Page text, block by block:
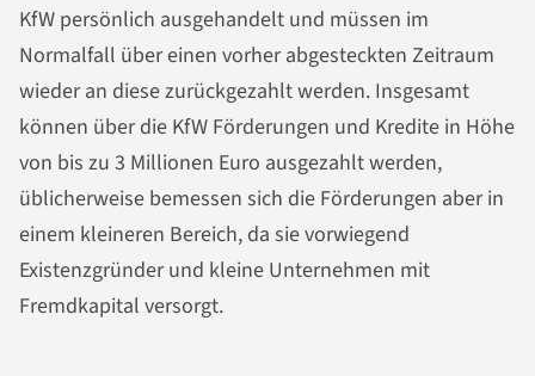
KfW persönlich ausgehandelt und müssen im
Normalfall über einen vorher abgesteckten Zeitraum
wieder an diese zurückgezahlt werden. Insgesamt
können über die KfW Förderungen und Kredite in Höhe
von bis zu 3 Millionen Euro ausgezahlt werden,
üblicherweise bemessen sich die Förderungen aber in
einem kleineren Bereich, da sie vorwiegend
Existenzgründer und kleine Unternehmen mit
Fremdkapital versorgt.